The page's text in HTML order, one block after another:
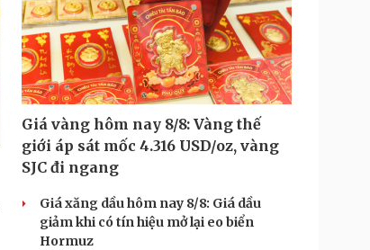
Giá vàng hôm nay 8/8: Vàng thế
giới áp sát mốc 4.316 USD/oz, vàng
SJC đi ngang
Giá xăng dầu hôm nay 8/8: Giá dầu
giảm khi có tín hiệu mở lại eo biển
Hormuz